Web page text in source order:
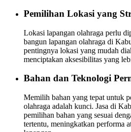
Pemilihan Lokasi yang
Lokasi lapangan olahraga perlu
bangun lapangan olahraga di
pentingnya lokasi yang mudah
menciptakan aksesibilitas yang
Bahan dan Teknologi
Memilih bahan yang tepat untuk
olahraga adalah kunci. Jasa di
pemilihan bahan yang sesuai
tertentu, meningkatkan performa